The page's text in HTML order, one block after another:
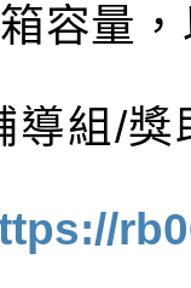
容量
導組/